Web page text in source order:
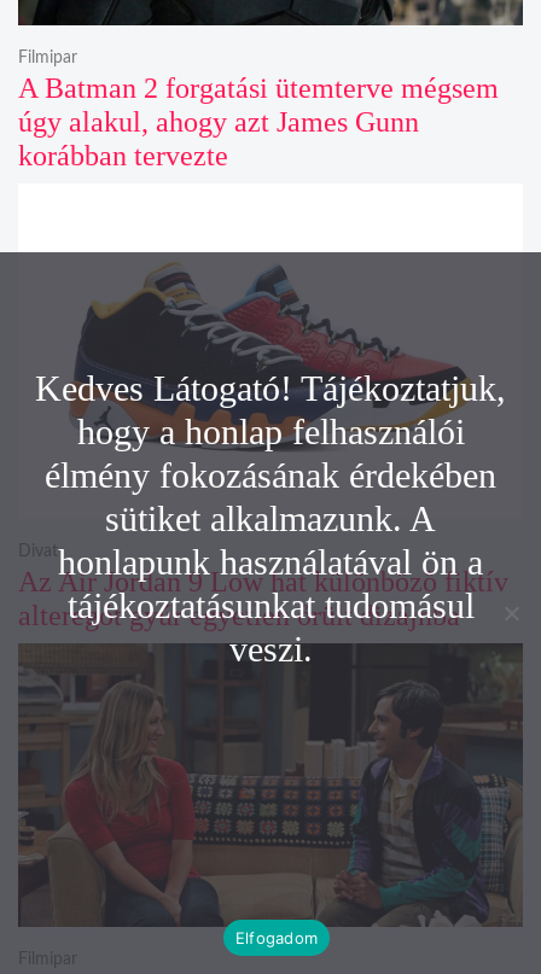
A Batman 2 forgatási ütemterve mégsem
úgy alakul, ahogy azt James Gunn
korábban tervezte
Filmipar
Az Air Jordan 9 Low hat különböző fiktív
alteregót gyúr egyetlen őrült dizájnba
Divat
Filmipar
Kedves Látogató! Tájékoztatjuk,
hogy a honlap felhasználói
élmény fokozásának érdekében
sütiket alkalmazunk. A
honlapunk használatával ön a
tájékoztatásunkat tudomásul
veszi.
Elfogadom